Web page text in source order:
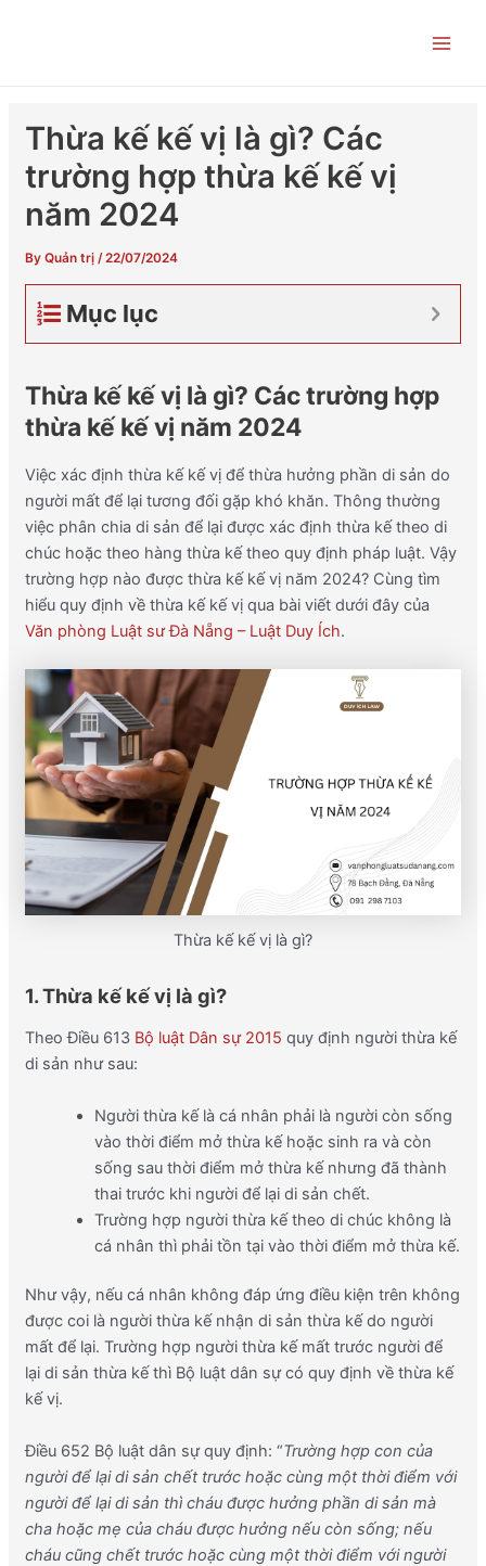
Thừa kế kế vị là gì? Các
trường hợp thừa kế kế vị
năm 2024
By Quản trị /22/07/2024
Mục lục
Thừa kế kế vị là gì? Các trường hợp
thừa kế kế vị năm 2024
Việc xác định thừa kế kế vị để thừa hưởng phần di sản do
người mất để lại tương đối gặp khó khăn. Thông thường
việc phân chia di sản để lại được xác định thừa kế theo di
chúc hoặc theo hàng thừa kế theo quy định pháp luật. Vậy
trường hợp nào được thừa kế kế vị năm 2024? Cùng tìm
hiểu quy định về thừa kế kế vị qua bài viết dưới đây của
Văn phòng Luật sư Đà Nẵng – Luật Duy Ích.
Thừa kế kế vị là gì?
1. Thừa kế kế vị là gì?
Theo Điều 613 Bộ luật Dân sự 2015 quy định người thừa kế
di sản như sau:
Người thừa kế là cá nhân phải là người còn sống
vào thời điểm mở thừa kế hoặc sinh ra và còn
sống sau thời điểm mở thừa kế nhưng đã thành
thai trước khi người để lại di sản chết.
Trường hợp người thừa kế theo di chúc không là
cá nhân thì phải tồn tại vào thời điểm mở thừa kế.
Như vậy, nếu cá nhân không đáp ứng điều kiện trên không
được coi là người thừa kế nhận di sản thừa kế do người
mất để lại. Trường hợp người thừa kế mất trước người để
lại di sản thừa kế thì Bộ luật dân sự có quy định về thừa kế
kế vị.
Điều 652 Bộ luật dân sự quy định: “Trường hợp con của
người để lại di sản chết trước hoặc cùng một thời điểm với
người để lại di sản thì cháu được hưởng phần di sản mà
cha hoặc mẹ của cháu được hưởng nếu còn sống; nếu
cháu cũng chết trước hoặc cùng một thời điểm với người